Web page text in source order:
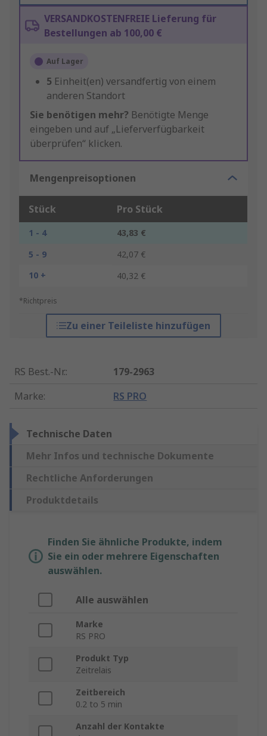
VERSANDKOSTENFREIE Lieferung für
Bestellungen ab 100,00 €
Auf Lager
5 Einheit(en) versandfertig von einem
anderen Standort
Sie benötigen mehr? Benötigte Menge
eingeben und auf „Lieferverfügbarkeit
überprüfen“ klicken.
Mengenpreisoptionen
Stück Pro Stück
1 - 4
43,83 €
5 - 9
42,07 €
10 +
40,32 €
*Richtpreis
Zu einer Teileliste hinzufügen
RS Best.-Nr.:
179-2963
Marke: RS PRO
Technische Daten
Mehr Infos und technische Dokumente
Rechtliche Anforderungen
Produktdetails
Finden Sie ähnliche Produkte, indem
Sie ein oder mehrere Eigenschaften
auswählen.
Alle auswählen
Marke
RS PRO
Produkt Typ
Zeitrelais
Zeitbereich
0.2 to 5 min
Anzahl der Kontakte